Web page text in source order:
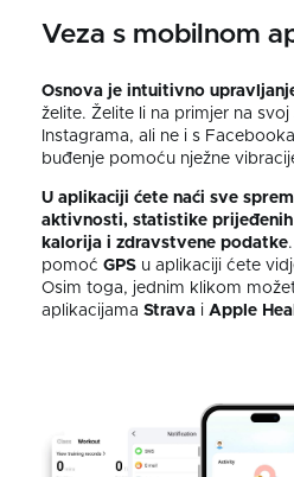
Veza s mobilnom
Osnova je intuitivno
želite. Želite li na primjer na
Instagrama, ali ne i s
buđenje pomoću nježne
U aplikaciji ćete naći sve
aktivnosti, statistike
kalorija i zdravstvene podatke.
pomoć GPS u aplikaciji ćete
Osim toga, jednim klikom
aplikacijama Strava i Apple